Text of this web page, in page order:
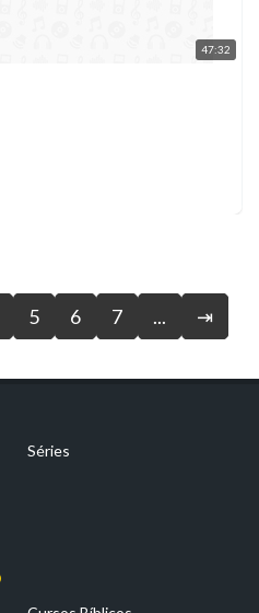
47:32
5 6 7 ... ⇥
Séries